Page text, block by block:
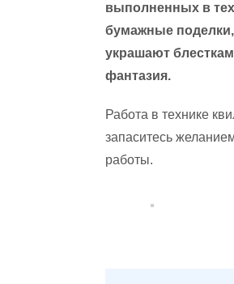
выполненных в
бумажные
украшают
фантазия.
Работа в технике
запаситесь
работы.